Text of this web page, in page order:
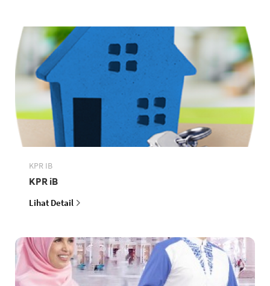
KPR IB
KPR iB
Lihat Detail